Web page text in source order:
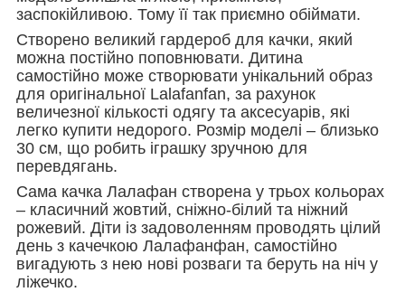
заспокійливою. Тому її так приємно обіймати.
Створено великий гардероб для качки, який
можна постійно поповнювати. Дитина
самостійно може створювати унікальний образ
для оригінальної Lalafanfan, за рахунок
величезної кількості одягу та аксесуарів, які
легко купити недорого. Розмір моделі – близько
30 см, що робить іграшку зручною для
перевдягань.
Сама качка Лалафан створена у трьох кольорах
– класичний жовтий, сніжно-білий та ніжний
рожевий. Діти із задоволенням проводять цілий
день з качечкою Лалафанфан, самостійно
вигадують з нею нові розваги та беруть на ніч у
ліжечко.